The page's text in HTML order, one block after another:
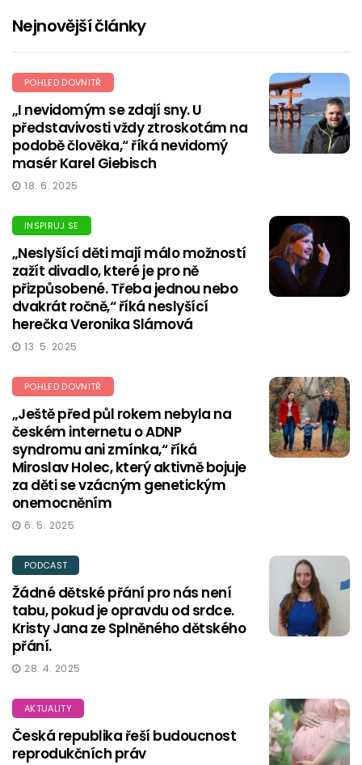
Nejnovější články
POHLED DOVNITŘ
„I nevidomým se zdají sny. U
představivosti vždy ztroskotám na
podobě člověka,“ říká nevidomý
masér Karel Giebisch
18. 6. 2025
INSPIRUJ SE
„Neslyšící děti mají málo možností
zažít divadlo, které je pro ně
přizpůsobené. Třeba jednou nebo
dvakrát ročně,“ říká neslyšící
herečka Veronika Slámová
13. 5. 2025
POHLED DOVNITŘ
„Ještě před půl rokem nebyla na
českém internetu o ADNP
syndromu ani zmínka,“ říká
Miroslav Holec, který aktivně bojuje
za děti se vzácným genetickým
onemocněním
6. 5. 2025
PODCAST
Žádné dětské přání pro nás není
tabu, pokud je opravdu od srdce.
Kristy Jana ze Splněného dětského
přání.
28. 4. 2025
AKTUALITY
Česká republika řeší budoucnost
reprodukčních práv